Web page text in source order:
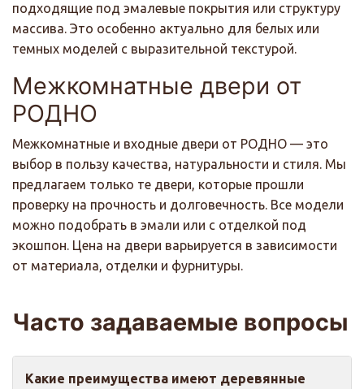
подходящие под эмалевые покрытия или структуру
массива. Это особенно актуально для белых или
темных моделей с выразительной текстурой.
Межкомнатные двери от
РОДНО
Межкомнатные и входные двери от РОДНО — это
выбор в пользу качества, натуральности и стиля. Мы
предлагаем только те двери, которые прошли
проверку на прочность и долговечность. Все модели
можно подобрать в эмали или с отделкой под
экошпон. Цена на двери варьируется в зависимости
от материала, отделки и фурнитуры.
Часто задаваемые вопросы
Какие преимущества имеют деревянные